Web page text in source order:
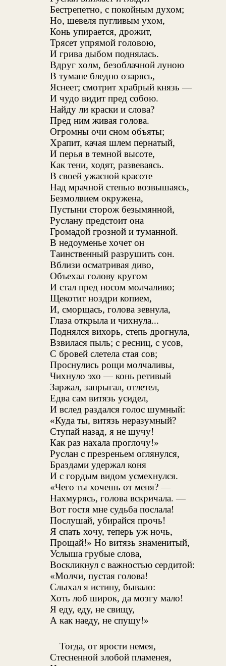
Бестрепетно, с покойным духом;
Но, шевеля пугливым ухом,
Конь упирается, дрожит,
Трясет упрямой головою,
И грива дыбом поднялась.
Вдруг холм, безоблачной луною
В тумане бледно озарясь,
Яснеет; смотрит храбрый князь —
И чудо видит пред собою.
Найду ли краски и слова?
Пред ним живая голова.
Огромны очи сном объяты;
Храпит, качая шлем пернатый,
И перья в темной высоте,
Как тени, ходят, развеваясь.
В своей ужасной красоте
Над мрачной степью возвышаясь,
Безмолвием окружена,
Пустыни сторож безымянной,
Руслану предстоит она
Громадой грозной и туманной.
В недоуменье хочет он
Таинственный разрушить сон.
Вблизи осматривая диво,
Объехал голову кругом
И стал пред носом молчаливо;
Щекотит ноздри копием,
И, сморщась, голова зевнула,
Глаза открыла и чихнула...
Поднялся вихорь, степь дрогнула,
Взвилася пыль; с ресниц, с усов,
С бровей слетела стая сов;
Проснулись рощи молчаливы,
Чихнуло эхо — конь ретивый
Заржал, запрыгал, отлетел,
Едва сам витязь усидел,
И вслед раздался голос шумный:
«Куда ты, витязь неразумный?
Ступай назад, я не шучу!
Как раз нахала проглочу!»
Руслан с презреньем оглянулся,
Браздами удержал коня
И с гордым видом усмехнулся.
«Чего ты хочешь от меня? —
Нахмурясь, голова вскричала. —
Вот гостя мне судьба послала!
Послушай, убирайся прочь!
Я спать хочу, теперь уж ночь,
Прощай!» Но витязь знаменитый,
Услыша грубые слова,
Воскликнул с важностью сердитой:
«Молчи, пустая голова!
Слыхал я истину, бывало:
Хоть лоб широк, да мозгу мало!
Я еду, еду, не свищу,
А как наеду, не спущу!»
Тогда, от ярости немея,
Стесненной злобой пламенея,